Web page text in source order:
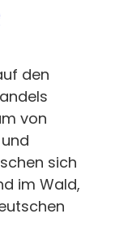
den
von
sich
im Wald,